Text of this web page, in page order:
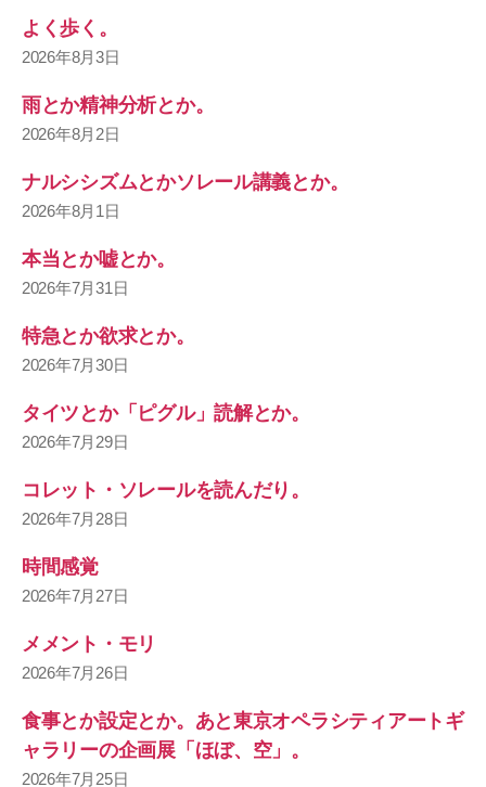
よく歩く。
2026年8月3日
雨とか精神分析とか。
2026年8月2日
ナルシシズムとかソレール講義とか。
2026年8月1日
本当とか嘘とか。
2026年7月31日
特急とか欲求とか。
2026年7月30日
タイツとか「ピグル」読解とか。
2026年7月29日
コレット・ソレールを読んだり。
2026年7月28日
時間感覚
2026年7月27日
メメント・モリ
2026年7月26日
食事とか設定とか。あと東京オペラシティアートギ
ャラリーの企画展「ほぼ、空」。
2026年7月25日